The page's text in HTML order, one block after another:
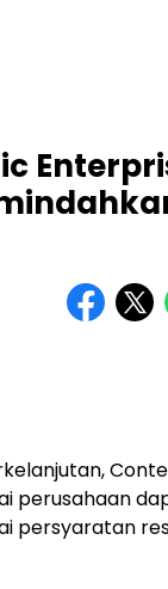
perusahaan
persyaratan